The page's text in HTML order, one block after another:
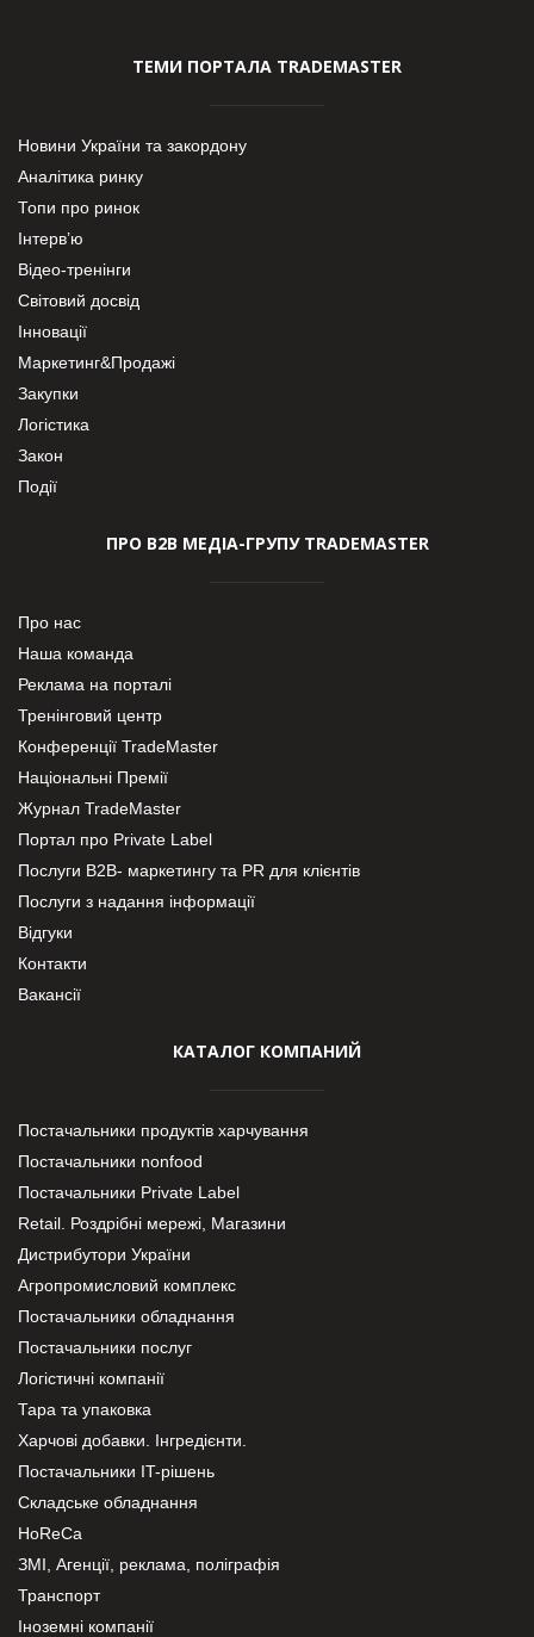
ТЕМИ ПОРТАЛА TRADEMASTER
Новини України та закордону
Аналітика ринку
Топи про ринок
Інтерв’ю
Відео-тренінги
Світовий досвід
Інновації
Маркетинг&Продажі
Закупки
Логістика
Закон
Події
ПРО В2В МЕДІА-ГРУПУ TRADEMASTER
Про нас
Наша команда
Реклама на порталі
Тренінговий центр
Конференції TradeMaster
Національні Премії
Журнал TradeMaster
Портал про Private Label
Послуги В2В- маркетингу та PR для клієнтів
Послуги з надання інформації
Відгуки
Контакти
Вакансії
КАТАЛОГ КОМПАНИЙ
Постачальники продуктів харчування
Постачальники nonfood
Постачальники Private Label
Retail. Роздрібні мережі, Магазини
Дистрибутори України
Агропромисловий комплекс
Постачальники обладнання
Постачальники послуг
Логістичні компанії
Тара та упаковка
Харчові добавки. Інгредієнти.
Постачальники IT-рішень
Складське обладнання
HoReCa
ЗМІ, Агенції, реклама, поліграфія
Транспорт
Іноземні компанії